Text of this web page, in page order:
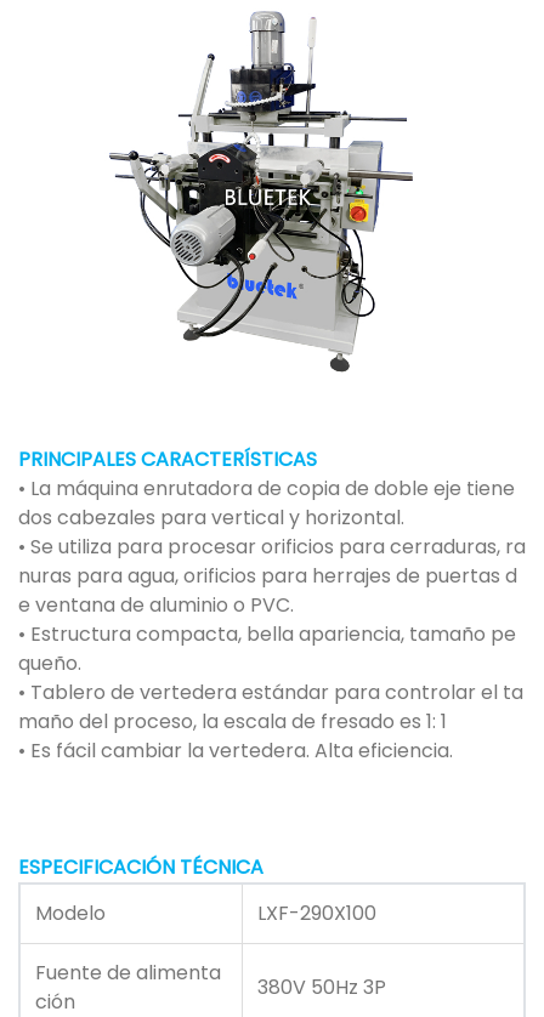
PRINCIPALES CARACTERÍSTICAS
• La máquina enrutadora de copia de doble eje tiene
dos cabezales para vertical y horizontal.
• Se utiliza para procesar orificios para cerraduras, ra
nuras para agua, orificios para herrajes de puertas d
e ventana de aluminio o PVC.
• Estructura compacta, bella apariencia, tamaño pe
queño.
• Tablero de vertedera estándar para controlar el ta
maño del proceso, la escala de fresado es 1: 1
• Es fácil cambiar la vertedera. Alta eficiencia.
ESPECIFICACIÓN TÉCNICA
Modelo
LXF-290X100
Fuente de alimenta
ción
380V 50Hz 3P